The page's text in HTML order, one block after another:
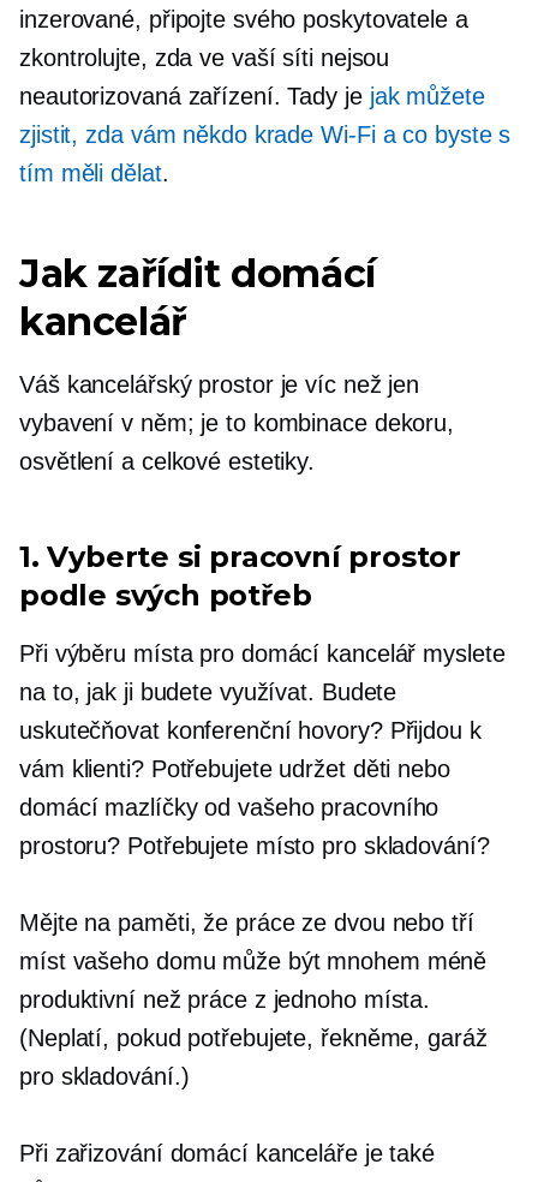
inzerované, připojte svého poskytovatele a
zkontrolujte, zda ve vaší síti nejsou
neautorizovaná zařízení. Tady je jak můžete
zjistit, zda vám někdo kradeWi-Fia co byste s
tím měli dělat.
Jak zařídit domácí
kancelář
Váš kancelářský prostor je víc než jen
vybavení v něm; je to kombinace dekoru,
osvětlení a celkové estetiky.
1. Vyberte si pracovní prostor
podle svých potřeb
Při výběru místa pro domácí kancelář myslete
na to, jak ji budete využívat. Budete
uskutečňovat konferenční hovory? Přijdou k
vám klienti? Potřebujete udržet děti nebo
domácí mazlíčky od vašeho pracovního
prostoru? Potřebujete místo pro skladování?
Mějte na paměti, že práce ze dvou nebo tří
míst vašeho domu může být mnohem méně
produktivní než práce z jednoho místa.
(Neplatí, pokud potřebujete, řekněme, garáž
pro skladování.)
Při zařizování domácí kanceláře je také